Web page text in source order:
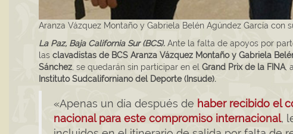
Aranza Vázquez Montaño y Gabriela Belén Agúndez García con
La Paz, Baja California Sur (BCS). Ante la falta de apoyos por
las clavadistas de BCS Aranza Vázquez Montaño y Gabriela
Sánchez, se quedarán sin participar en el Grand Prix de la FINA,
Instituto Sudcaliforniano del Deporte (Insude).
«Apenas un día después de haber recibido el
nacional para este compromiso internacional,